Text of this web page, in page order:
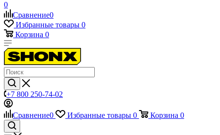
0
Сравнение0
Избранные товары 0
Корзина 0
+7 800 250-74-02
Сравнение0 Избранные товары 0 Корзина 0